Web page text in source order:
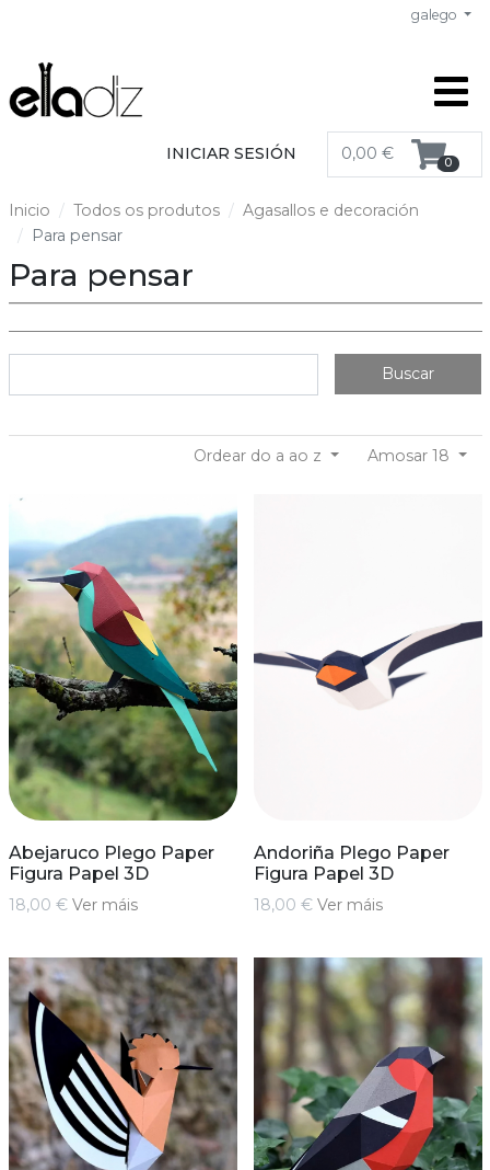
galego
INICIAR SESIÓN 0,00 € 0
Inicio Todos os produtos
Agasallos e decoración
Para pensar
Para pensar
Buscar
Amosar 18
Ordear do a ao z
Abejaruco Plego Paper
Figura Papel 3D
18,00 € Ver máis
Andoriña Plego Paper
Figura Papel 3D
18,00 € Ver máis